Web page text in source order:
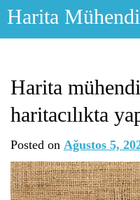
Skip
Harita
Harita
haritacılıkta
Posted on Ağustos 5,